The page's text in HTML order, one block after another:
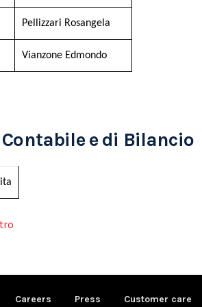
Pellizzari Rosangela
Vianzone Edmondo
e di Bilancio
Careers Press Customer care